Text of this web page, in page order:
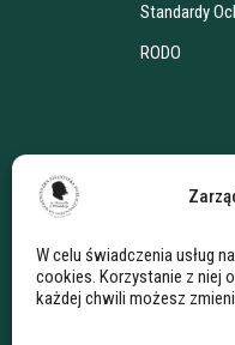
W celu świadczenia usług
cookies. Korzystanie z niej
każdej chwili możesz
Standardy
RODO